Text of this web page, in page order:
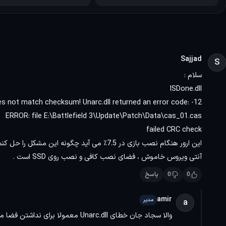
ویژگی های بازی بتلفیلد ۳
این موتور، امکان نمایش جزییات بصری فوق‌العاده،
دیوارها و وسایل نقلیه همگی قابلیت تخریب دارند و
طراحی واقع‌گرایانه محیط و صحنه‌ها : تمامی نقشه‌ها و
کوچه‌های سلیمانیه گرفته تا مناطق کوهستانی، بیابانی
و مسیر دشمن را ببندید یا او را مجبور به تغییر موقعیت
به صورت تاکتیکی فکر کند.
S
Sajjad
سلام :
ISDone.dll
not match checksum! Unarc.dll returned an error code: -12
ERROR: file E:\Battlefield 3\Update\Patch\Data\cas_01.cas
failed CRC check
این ارور هنگام نصب بازی در 7.5٪ می آید چگونه این مشکل را حل کنم ؟
آنتی ویروس خاموش ، فضای نصب کافی و نصب روی SSD است .
0
0 پاسخ
a
amir مدیر
والا سجاد جان خطای Unarc.dll معمولا برای نداشتن فضا مناسب هست